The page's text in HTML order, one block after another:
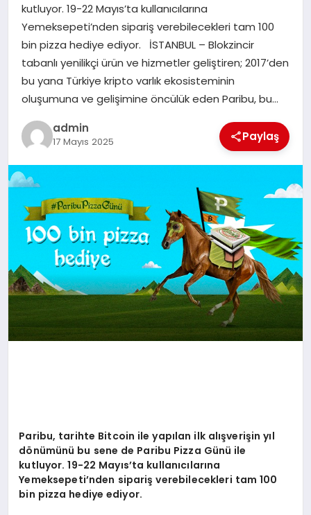
SAĞLIK
DÜNYA
EĞITIM
kutluyor. 19-22 Mayıs’ta kullanıcılarına
Yemeksepeti’nden sipariş verebilecekleri tam 100
bin pizza hediye ediyor. İSTANBUL – Blokzincir
tabanlı yenilikçi ürün ve hizmetler geliştiren; 2017’den
bu yana Türkiye kripto varlık ekosisteminin
oluşumuna ve gelişimine öncülük eden Paribu, bu…
admin
17 Mayıs 2025 Paylaş
Paribu, tarihte Bitcoin ile yapılan ilk alışverişin yıl
dönümünü bu sene de Paribu Pizza Günü ile
kutluyor. 19-22 Mayıs’ta kullanıcılarına
Yemeksepeti’nden sipariş verebilecekleri tam 100
bin pizza hediye ediyor.